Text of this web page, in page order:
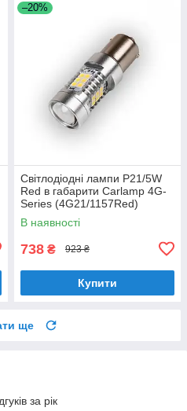
–20%
Світлодіодні лампи P21/5W
Red в габарити Carlamp 4G-
Series (4G21/1157Red)
В наявності
738 ₴ 923 ₴
Купити
ще
за рік